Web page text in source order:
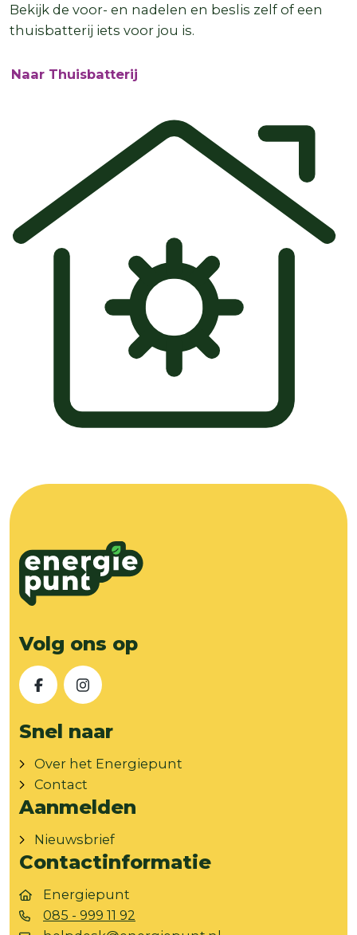
Bekijk de voor- en nadelen en beslis zelf of een
thuisbatterij iets voor jou is.
Naar Thuisbatterij
Volg ons op
FacebookInstagram
Snel naar
Over het Energiepunt
Contact
Aanmelden
Nieuwsbrief
Contactinformatie
Energiepunt
085 - 999 11 92